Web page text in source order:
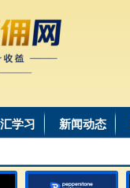
学习 新闻动态